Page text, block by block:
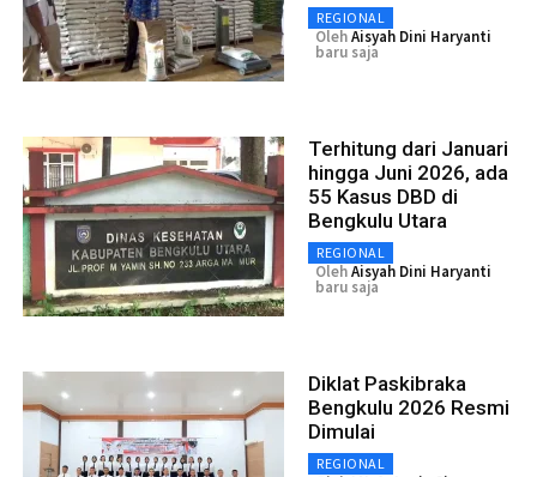
REGIONAL
OlehAisyah Dini Haryanti
baru saja
Terhitung dari Januari
hingga Juni 2026, ada
55 Kasus DBD di
Bengkulu Utara
REGIONAL
OlehAisyah Dini Haryanti
baru saja
Diklat Paskibraka
Bengkulu 2026 Resmi
Dimulai
REGIONAL